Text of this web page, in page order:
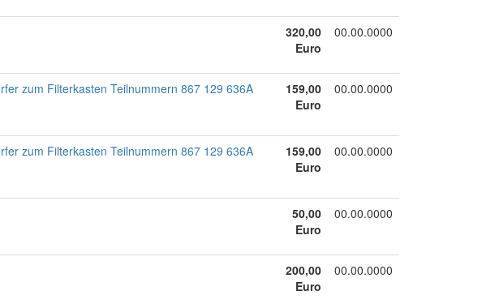
320,00
Euro
00.00.0000
zum Filterkasten Teilnummern 867 129 636A
159,00
Euro
00.00.0000
zum Filterkasten Teilnummern 867 129 636A
159,00
Euro
00.00.0000
50,00
Euro
00.00.0000
200,00
Euro
00.00.0000